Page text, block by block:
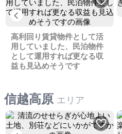
Previous
高利回り賃貸物件として活
用していました、民泊物件
として運用すれば更なる収
益も見込めそうです
信越高原 エリア